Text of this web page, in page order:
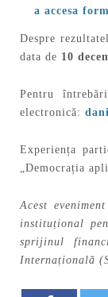
a accesa
Despre
data de 10
Pentru
electronică:
Experiența
„Democrația
Acest
instituțional
sprijinul
Internațională